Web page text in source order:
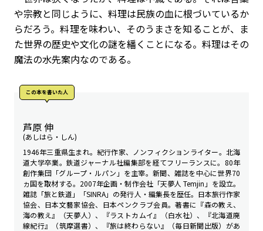
や宗教と同じように、料理は民族の血に根づいているか
らだろう。料理を味わい、そのうまさを知ることが、ま
た世界の歴史や文化の謎を繙くことになる。料理はその
魔法の水先案内なのである。
この本を書いた人
芦原 伸
(あしはら・しん)
1946年三重県生まれ。紀行作家、ノンフィクションライター。北海
道大学卒業。鉄道ジャーナル社編集部を経てフリーランスに。80年
創作集団「グループ・ルパン」を主宰。新聞、雑誌を中心に世界70
ヵ国を取材する。2007年企画・制作会社「天夢人 Temjin」を設立。
雑誌「旅と鉄道」「SINRA」の発行人・編集長を歴任。日本旅行作家
協会、日本文藝家協会、日本ペンクラブ会員。著書に『森の教え、
海の教え』（天夢人）、『ラストカムイ』（白水社）、『北海道廃
線紀行』（筑摩選書）、『旅は終わらない』（毎日新聞出版）があ